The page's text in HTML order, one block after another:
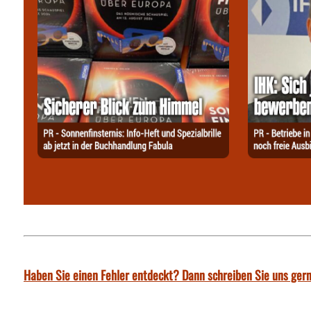
Haben Sie einen Fehler entdeckt? Dann schreiben Sie uns